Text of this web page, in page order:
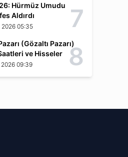
Hürmüz Umudu
Aldırdı
05:35 7
(Gözaltı Pazarı)
ve Hisseler
09:39 8